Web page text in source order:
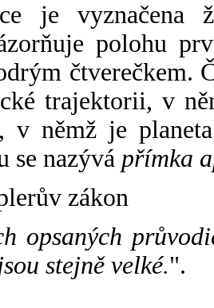
je vyznačena
polohu
čtverečkem.
trajektorii, v
v němž je
se nazývá přímka
zákon
opsaných
stejně velké.".